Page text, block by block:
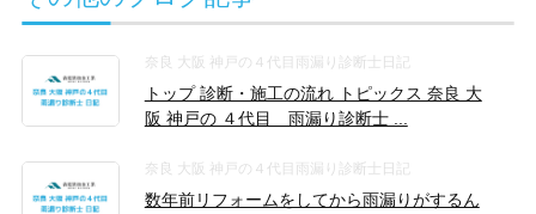
奈良 大阪 神戸の４代目雨漏り診断士日記
トップ 診断・施工の流れ トピックス 奈良 大
阪 神戸の ４代目 雨漏り診断士 ...
奈良 大阪 神戸の４代目雨漏り診断士日記
数年前リフォームをしてから雨漏りがするん